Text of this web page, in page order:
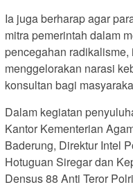
Ia juga berharap agar
mitra pemerintah dalam
pencegahan
menggelorakan narasi
konsultan bagi
Dalam kegiatan
Kantor Kementerian
Baderung, Direktur Intel
Hotuguan Siregar dan
Densus 88 Anti Teror